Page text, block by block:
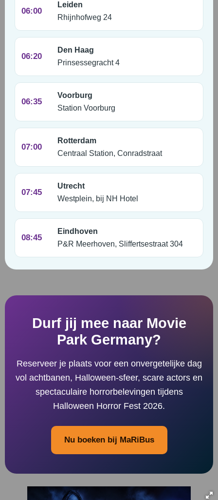
06:00
Leiden
Rhijnhofweg 24
06:20
Den Haag
Prinsessegracht 4
06:35
Voorburg
Station Voorburg
07:00
Rotterdam
Centraal Station, Conradstraat
07:45
Utrecht
Westplein, bij NH Hotel
08:45
Eindhoven
P&R Meerhoven, Sliffertsestraat 304
Durf jij mee naar Movie
Park Germany?
Reserveer je plaats voor een onvergetelijke dag
vol achtbanen, Halloween-sfeer, scare actors en
spectaculaire horrorbelevingen tijdens
Halloween Horror Fest 2026.
Nu boeken bij MaRiBus